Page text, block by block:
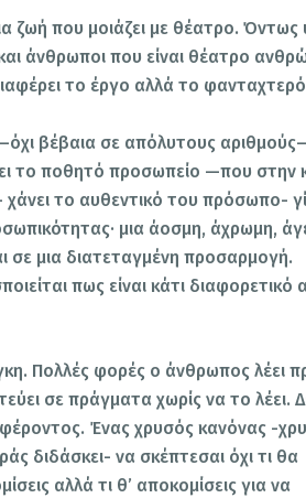
ζωή που μοιάζει με θέατρο.
άνθρωποι που είναι θέατρο
το έργο αλλά το φανταχτερό
βέβαια σε απόλυτους
το ποθητό προσωπείο —που στην
το αυθεντικό του πρόσωπο-
μια άοσμη, άχρωμη,
σε μια διατεταγμένη προσαρμογή.
πως είναι κάτι διαφορετικό
Πολλές φορές ο άνθρωπος λέει
σε πράγματα χωρίς να το λέει.
Ένας χρυσός κανόνας -
διδάσκει- να σκέπτεσαι όχι τι θα
αλλά τι θ’ αποκομίσεις για να